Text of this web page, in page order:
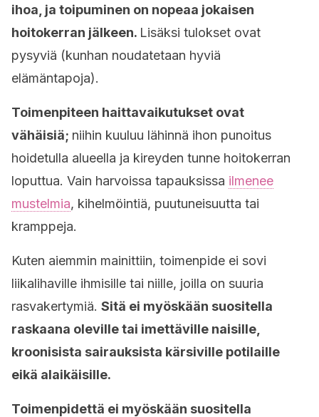
ihoa, ja toipuminen on nopeaa jokaisen
hoitokerran jälkeen. Lisäksi tulokset ovat
pysyviä (kunhan noudatetaan hyviä
elämäntapoja).
Toimenpiteen haittavaikutukset ovat
vähäisiä; niihin kuuluu lähinnä ihon punoitus
hoidetulla alueella ja kireyden tunne hoitokerran
loputtua. Vain harvoissa tapauksissa ilmenee
mustelmia, kihelmöintiä, puutuneisuutta tai
kramppeja.
Kuten aiemmin mainittiin, toimenpide ei sovi
liikalihaville ihmisille tai niille, joilla on suuria
rasvakertymiä. Sitä ei myöskään suositella
raskaana oleville tai imettäville naisille,
kroonisista sairauksista kärsiville potilaille
eikä alaikäisille.
Toimenpidettä ei myöskään suositella